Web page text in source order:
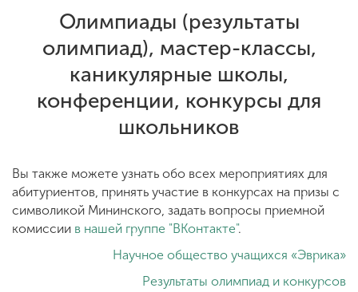
Главная
Об университете
Обучение
Олимпиады (результаты
олимпиад), мастер-классы,
каникулярные школы,
конференции, конкурсы для
школьников
Вы также можете узнать обо всех мероприятиях для
абитуриентов, принять участие в конкурсах на призы с
символикой Мининского, задать вопросы приемной
комиссии в нашей группе "ВКонтакте".
Научное общество учащихся «Эврика»
Результаты олимпиад и конкурсов